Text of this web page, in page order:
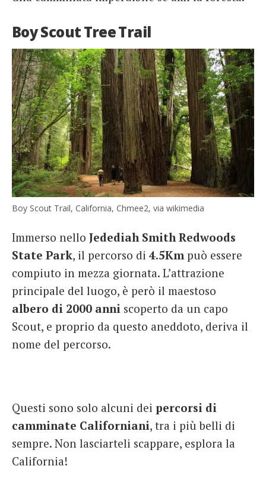
Boy Scout Tree Trail
Boy Scout Trail, California, Chmee2, via wikimedia
Immerso nello Jedediah Smith Redwoods
State Park, il percorso di 4.5Km può essere
compiuto in mezza giornata. L’attrazione
principale del luogo, è però il maestoso
albero di 2000 anni scoperto da un capo
Scout, e proprio da questo aneddoto, deriva il
nome del percorso.
Questi sono solo alcuni dei percorsi di
camminate Californiani, tra i più belli di
sempre. Non lasciarteli scappare, esplora la
California!